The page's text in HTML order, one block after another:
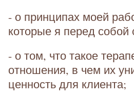
- о принципах моей
которые я перед собой
- о том, что такое
отношения, в чем их
ценность для клиента;